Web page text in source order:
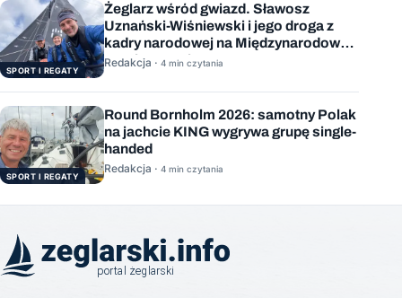
SPORT I REGATY
Żeglarz wśród gwiazd. Sławosz
Uznański-Wiśniewski i jego droga z
kadry narodowej na Międzynarodową
Stację Kosmiczną
Redakcja · 4 min czytania
SPORT I REGATY
Round Bornholm 2026: samotny Polak
na jachcie KING wygrywa grupę single-
handed
Redakcja · 4 min czytania